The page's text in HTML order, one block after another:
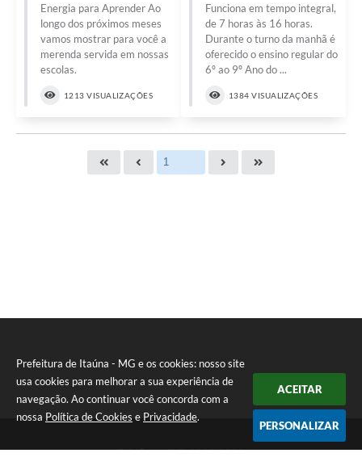
Prefeitura de Itaúna - MG e os cookies: nosso site
usa cookies para melhorar a sua experiência de
navegação. Ao continuar você concorda com a
nossa Política de Cookies e Privacidade.
ACEITAR
PERSONALIZAR
Energia para Aprender Ao
longo dos próximos meses
vamos mostrar para você a
merenda servida em nossas
escolas.
1213 VISUALIZAÇÕES
Funciona em tempo integral,
de 7 horas às 16 horas.
Durante o turno da manhã é
oferecido o ensino regular do
6º ao 9º Ano do ...
1384 VISUALIZAÇÕES
Telefone: (37) 3249-9500